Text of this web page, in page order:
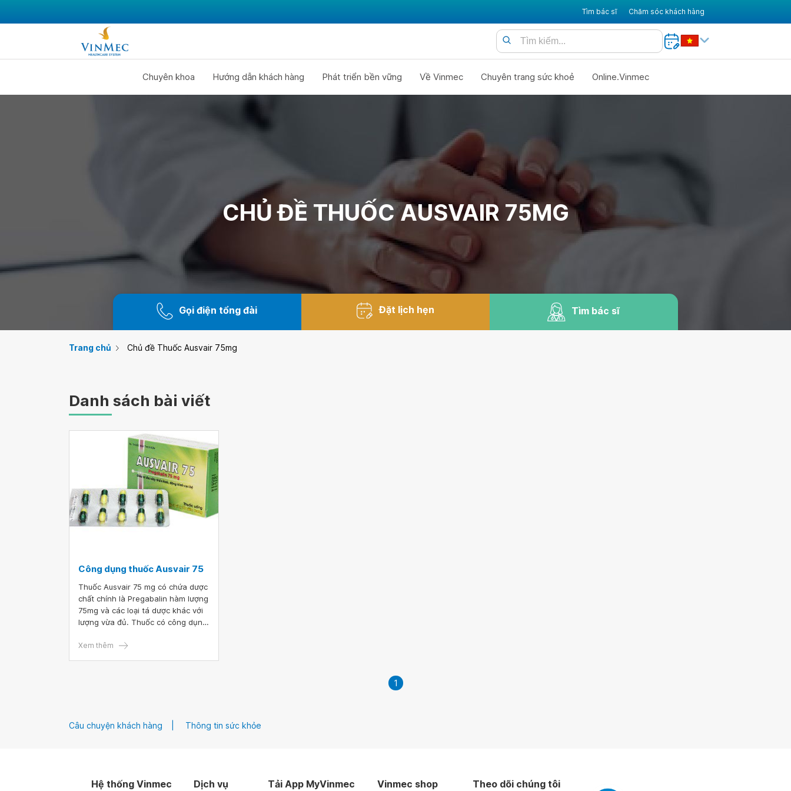
Tìm bác sĩ Chăm sóc khách hàng
Chuyên khoa Hướng dẫn khách hàng Phát triển bền vững Về Vinmec Chuyên trang sức khoẻ Online.Vinmec
CHỦ ĐỀ THUỐC AUSVAIR 75MG
Gọi điện tổng đài Đặt lịch hẹn Tìm bác sĩ
Trang chủ Chủ đề Thuốc Ausvair 75mg
Danh sách bài viết
Công dụng thuốc Ausvair 75
Thuốc Ausvair 75 mg có chứa dược
chất chính là Pregabalin hàm lượng
75mg và các loại tá dược khác với
lượng vừa đủ. Thuốc có công dụng
kinh. Để có thể mang đến hiệu quả
Xem thêm
1
Câu chuyện khách hàng Thông tin sức khỏe
Hệ thống Vinmec Dịch vụ Tải App MyVinmec Vinmec shop Theo dõi chúng tôi